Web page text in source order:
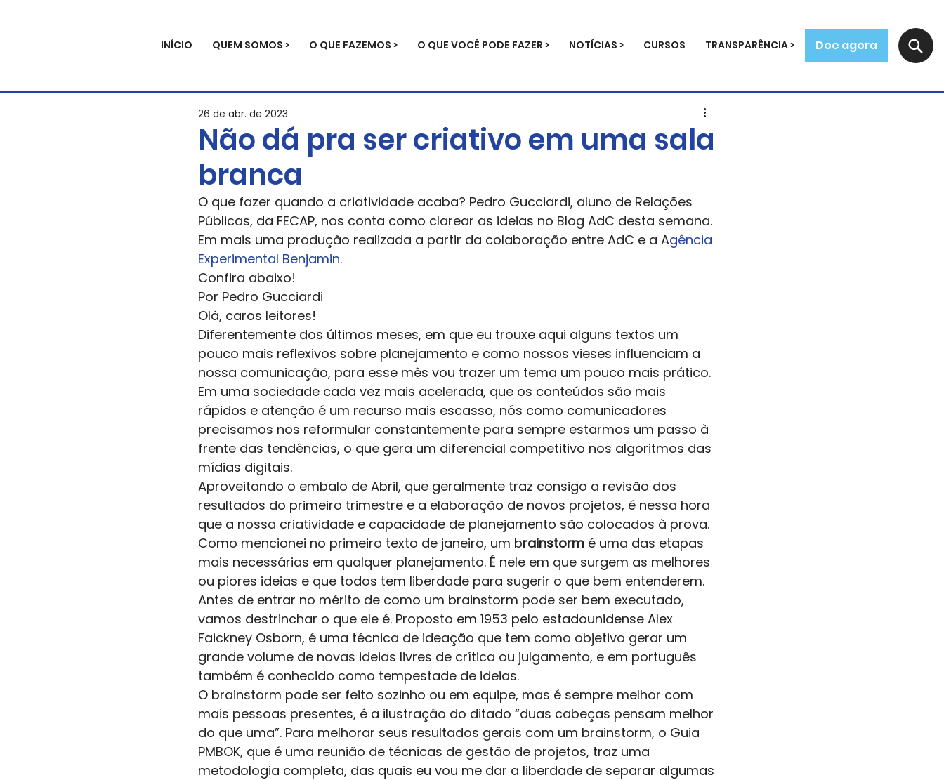
INÍCIO QUEM SOMOS > O QUE FAZEMOS > O QUE VOCÊ PODE FAZER > NOTÍCIAS > CURSOS TRANSPARÊNCIA > Doe agora
Não dá pra ser criativo em uma sala
branca
26 de abr. de 2023
O que fazer quando a criatividade acaba? Pedro Gucciardi, aluno de Relações
Públicas, da FECAP, nos conta como clarear as ideias no Blog AdC desta semana.
Em mais uma produção realizada a partir da colaboração entre AdC e a Agência
Experimental Benjamin.
Confira abaixo!
Por Pedro Gucciardi
Olá, caros leitores!
Diferentemente dos últimos meses, em que eu trouxe aqui alguns textos um
pouco mais reflexivos sobre planejamento e como nossos vieses influenciam a
nossa comunicação, para esse mês vou trazer um tema um pouco mais prático.
Em uma sociedade cada vez mais acelerada, que os conteúdos são mais
rápidos e atenção é um recurso mais escasso, nós como comunicadores
precisamos nos reformular constantemente para sempre estarmos um passo à
frente das tendências, o que gera um diferencial competitivo nos algoritmos das
mídias digitais.
Aproveitando o embalo de Abril, que geralmente traz consigo a revisão dos
resultados do primeiro trimestre e a elaboração de novos projetos, é nessa hora
que a nossa criatividade e capacidade de planejamento são colocados à prova.
Como mencionei no primeiro texto de janeiro, um brainstorm é uma das etapas
mais necessárias em qualquer planejamento. É nele em que surgem as melhores
ou piores ideias e que todos tem liberdade para sugerir o que bem entenderem.
Antes de entrar no mérito de como um brainstorm pode ser bem executado,
vamos destrinchar o que ele é. Proposto em 1953 pelo estadounidense Alex
Faickney Osborn, é uma técnica de ideação que tem como objetivo gerar um
grande volume de novas ideias livres de crítica ou julgamento, e em português
também é conhecido como tempestade de ideias.
O brainstorm pode ser feito sozinho ou em equipe, mas é sempre melhor com
mais pessoas presentes, é a ilustração do ditado “duas cabeças pensam melhor
do que uma”. Para melhorar seus resultados gerais com um brainstorm, o Guia
PMBOK, que é uma reunião de técnicas de gestão de projetos, traz uma
metodologia completa, das quais eu vou me dar a liberdade de separar algumas